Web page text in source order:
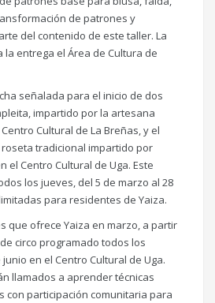
de patrones y
del contenido de este taller. La
entrega el Área de Cultura de
señalada para el inicio de dos
impartido por la artesana
Cultural de La Breñas, y el
tradicional impartido por
el Centro Cultural de Uga. Este
los jueves, del 5 de marzo al 28
para residentes de Yaiza.
que ofrece Yaiza en marzo, a partir
circo programado todos los
en el Centro Cultural de Uga.
llamados a aprender técnicas
con participación comunitaria para